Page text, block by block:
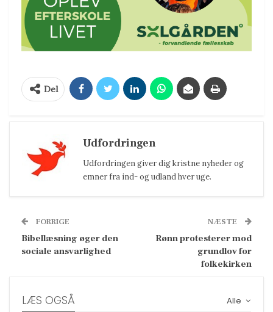
Del
Udfordringen
Udfordringen giver dig kristne nyheder og
emner fra ind- og udland hver uge.
FORRIGE
Bibellæsning øger den
sociale ansvarlighed
NÆSTE
Rønn protesterer mod
grundlov for
folkekirken
Alle
LÆS OGSÅ